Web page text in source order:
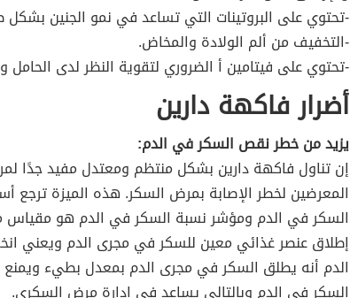
-تحتوي على البروتينات التي تساعد في نمو الجنين
-التخفيف من ألم الولادة والمخاض.
-تحتوي على فيتامين أ الضروري لتقوية النظر لدى الحامل
أضرار فاكهة دارين
يزيد من خطر نقص السكر في الدم:
إن تناول فاكهة دارين بشكل منتظم ومعتدل مفيد جدًا
المعرضين لخطر الإصابة بمرض السكر. هذه الميزة ترجع
إطلاق عنصر غذائي معين للسكر في مجرى الدم ويعني
الدم أنه يطلق السكر في مجرى الدم بمعدل بطيء
السكر في الدم وبالتالي يساعد في إدارة مرض السكري.